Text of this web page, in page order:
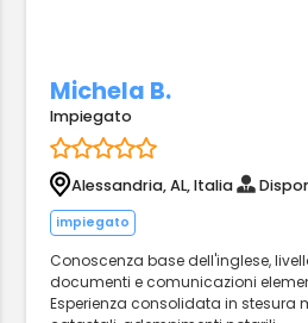
Michela B.
Impiegato
Alessandria, AL, Italia
impiegato
Conoscenza base dell'inglese,
documenti e comunicazioni
Esperienza consolidata in stesura